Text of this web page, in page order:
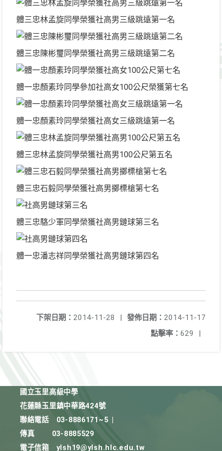
體三忠林孟旋同學榮獲社高男三級跳遠第一名
體三忠陳彬璽同學榮獲社高男三級跳遠第二名
體一忠顏素玲同學參加社高女100公尺榮獲第七名
體一忠顏素玲同學榮獲社高女三級跳遠第一名
體三忠林孟旋同學榮獲社高男100公尺第五名
體三忠石毅同學榮獲社高男擲標槍第七名
體三忠駱少軍同學榮獲社高男鏈球第三名
體一忠潘志祥同學榮獲社高男鏈球第四名
發佈日期： 2014-11-17
下架日期： 2014-11-28
|
點擊率： 629 |
國立玉里高級中學
花蓮縣玉里鎮中華路424號
聯絡電話
03-8886171~5
傳真
03-8885529
電子信箱
ylsh19@ylsh.hlc.edu.tw